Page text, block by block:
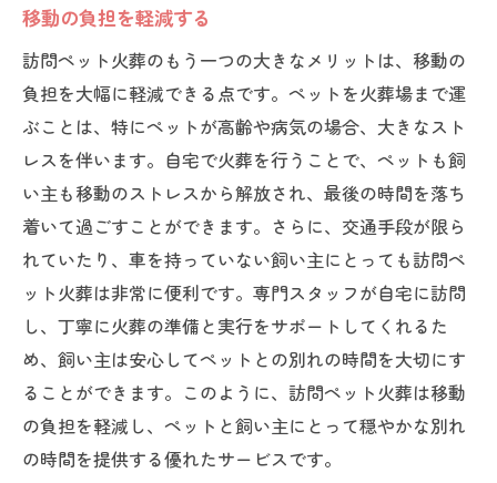
移動の負担を軽減する
訪問ペット火葬のもう一つの大きなメリットは、移動の
負担を大幅に軽減できる点です。ペットを火葬場まで運
ぶことは、特にペットが高齢や病気の場合、大きなスト
レスを伴います。自宅で火葬を行うことで、ペットも飼
い主も移動のストレスから解放され、最後の時間を落ち
着いて過ごすことができます。さらに、交通手段が限ら
れていたり、車を持っていない飼い主にとっても訪問ペ
ット火葬は非常に便利です。専門スタッフが自宅に訪問
し、丁寧に火葬の準備と実行をサポートしてくれるた
め、飼い主は安心してペットとの別れの時間を大切にす
ることができます。このように、訪問ペット火葬は移動
の負担を軽減し、ペットと飼い主にとって穏やかな別れ
の時間を提供する優れたサービスです。